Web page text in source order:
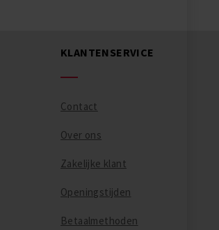
KLANTENSERVICE
Contact
Over ons
Zakelijke klant
Openingstijden
Betaalmethoden